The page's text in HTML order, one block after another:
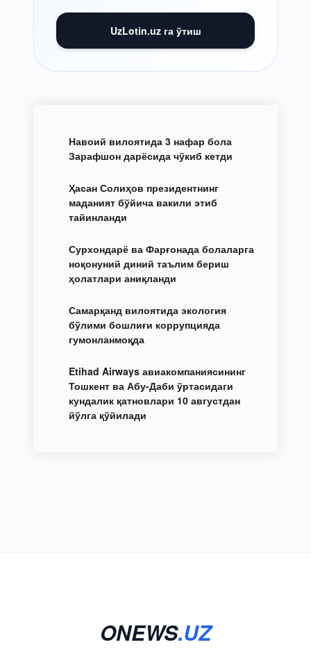
UzLotin.uz га ўтиш
Навоий вилоятида 3 нафар бола
Зарафшон дарёсида чўкиб кетди
Ҳасан Солиҳов президентнинг
маданият бўйича вакили этиб
тайинланди
Сурхондарё ва Фарғонада болаларга
ноқонуний диний таълим бериш
ҳолатлари аниқланди
Самарқанд вилоятида экология
бўлими бошлиғи коррупцияда
гумонланмоқда
Etihad Airways авиакомпаниясининг
Тошкент ва Абу-Даби ўртасидаги
кундалик қатновлари 10 августдан
йўлга қўйилади
ONEWS.UZ